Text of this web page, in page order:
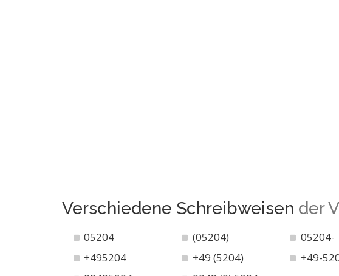
Verschiedene Schreibweisen der
05204 (05204) 05204-
+495204
+49 (5204) +49-